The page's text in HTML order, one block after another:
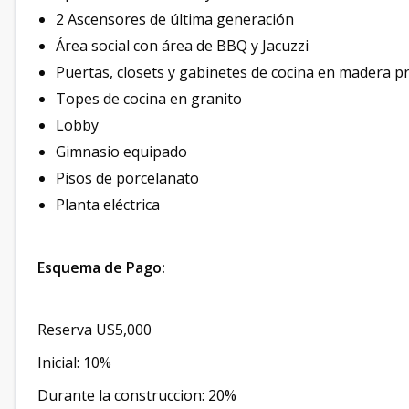
2 Ascensores de última generación
Área social con área de BBQ y Jacuzzi
Puertas, closets y gabinetes de cocina en madera
Topes de cocina en granito
Lobby
Gimnasio equipado
Pisos de porcelanato
Planta eléctrica
Esquema de Pago:
Reserva US5,000
Inicial: 10%
Durante la construccion: 20%